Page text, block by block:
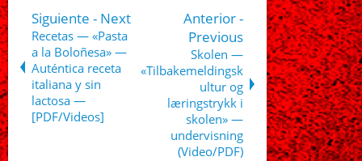
Siguiente - Next
Recetas — «Pasta
a la Boloñesa» —
Auténtica receta
italiana y sin
lactosa —
[PDF/Videos]
Anterior -
Previous
Skolen —
«Tilbakemeldingsk
ultur og
læringstrykk i
skolen» —
undervisning
(Video/PDF)